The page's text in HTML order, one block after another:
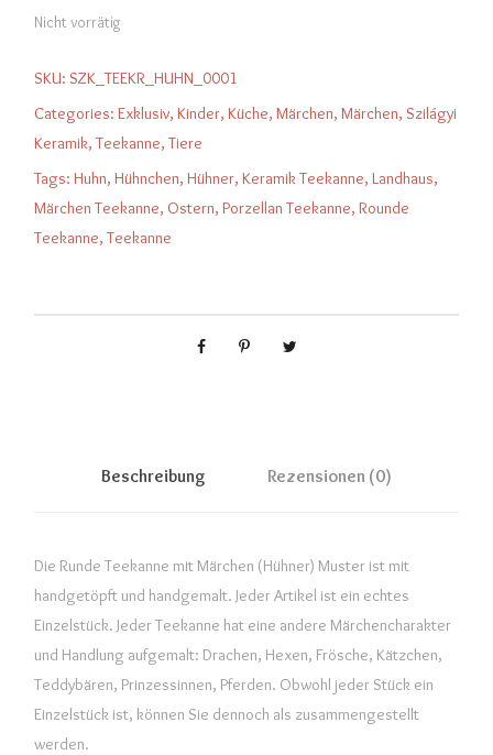
Nicht vorrätig
SKU: SZK_TEEKR_HUHN_0001
Categories: Exklusiv, Kinder, Küche, Märchen, Märchen, Szilágyi
Keramik, Teekanne, Tiere
Tags: Huhn, Hühnchen, Hühner, Keramik Teekanne, Landhaus,
Märchen Teekanne, Ostern, Porzellan Teekanne, Rounde
Teekanne, Teekanne
Beschreibung Rezensionen (0)
Die Runde Teekanne mit Märchen (Hühner) Muster ist mit
handgetöpft und handgemalt. Jeder Artikel ist ein echtes
Einzelstück. Jeder Teekanne hat eine andere Märchencharakter
und Handlung aufgemalt: Drachen, Hexen, Frösche, Kätzchen,
Teddybären, Prinzessinnen, Pferden. Obwohl jeder Stück ein
Einzelstück ist, können Sie dennoch als zusammengestellt
werden.